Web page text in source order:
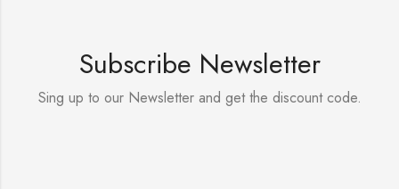
Subscribe Newsletter
Sing up to our Newsletter and get the discount code.